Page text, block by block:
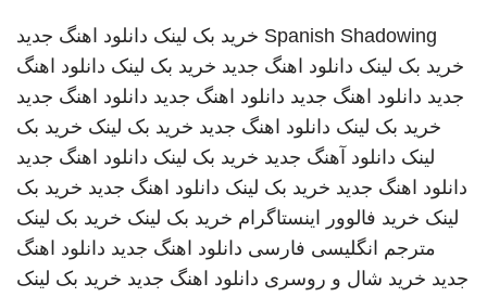
Spanish Shadowing خرید بک لینک دانلود اهنگ جدید
خرید بک لینک دانلود اهنگ جدید خرید بک لینک دانلود اهنگ
جدید دانلود اهنگ جدید دانلود اهنگ جدید دانلود اهنگ جدید
خرید بک لینک دانلود اهنگ جدید خرید بک لینک خرید بک
لینک دانلود آهنگ جدید خرید بک لینک دانلود اهنگ جدید
دانلود اهنگ جدید خرید بک لینک دانلود اهنگ جدید خرید بک
لینک خرید فالوور اینستاگرام خرید بک لینک خرید بک لینک
مترجم انگلیسی فارسی دانلود اهنگ جدید دانلود اهنگ
جدید خرید شال و روسری دانلود اهنگ جدید خرید بک لینک